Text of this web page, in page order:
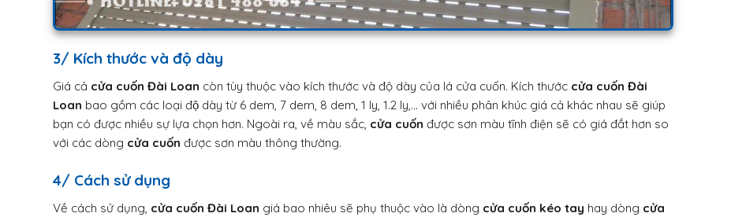
3/ Kích thước và độ dày
Giá cả cửa cuốn Đài Loan còn tùy thuộc vào kích thước và độ dày của lá cửa cuốn. Kích thước cửa cuốn Đài
Loan bao gồm các loại độ dày từ 6 dem, 7 dem, 8 dem, 1 ly, 1.2 ly,… với nhiều phân khúc giá cả khác nhau sẽ giúp
bạn có được nhiều sự lựa chọn hơn. Ngoài ra, về màu sắc, cửa cuốn được sơn màu tĩnh điện sẽ có giá đắt hơn so
với các dòng cửa cuốn được sơn màu thông thường.
4/ Cách sử dụng
Về cách sử dụng, cửa cuốn Đài Loan giá bao nhiêu sẽ phụ thuộc vào là dòng cửa cuốn kéo tay hay dòng cửa